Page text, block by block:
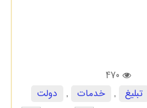
470
تبلیغ , خدمات ,
دولت